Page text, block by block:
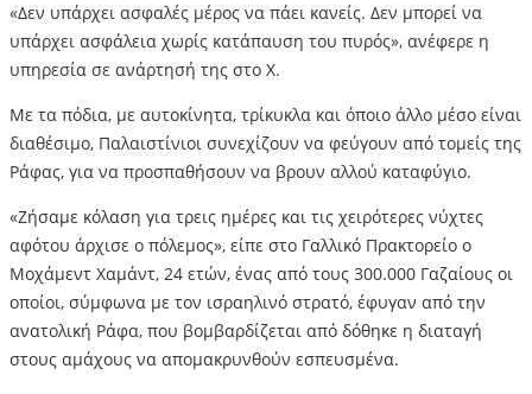
«Δεν υπάρχει ασφαλές μέρος να πάει κανείς. Δεν μπορεί να
υπάρχει ασφάλεια χωρίς κατάπαυση του πυρός», ανέφερε η
υπηρεσία σε ανάρτησή της στο X.
Με τα πόδια, με αυτοκίνητα, τρίκυκλα και όποιο άλλο μέσο είναι
διαθέσιμο, Παλαιστίνιοι συνεχίζουν να φεύγουν από τομείς της
Ράφας, για να προσπαθήσουν να βρουν αλλού καταφύγιο.
«Ζήσαμε κόλαση για τρεις ημέρες και τις χειρότερες νύχτες
αφότου άρχισε ο πόλεμος», είπε στο Γαλλικό Πρακτορείο ο
Μοχάμεντ Χαμάντ, 24 ετών, ένας από τους 300.000 Γαζαίους οι
οποίοι, σύμφωνα με τον ισραηλινό στρατό, έφυγαν από την
ανατολική Ράφα, που βομβαρδίζεται από δόθηκε η διαταγή
στους αμάχους να απομακρυνθούν εσπευσμένα.